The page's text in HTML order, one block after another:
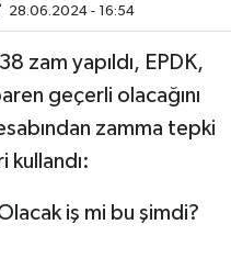
28.06.2024 - 16:54
zam yapıldı, EPDK,
geçerli olacağını
zamma tepki
kullandı:
iş mi bu şimdi?